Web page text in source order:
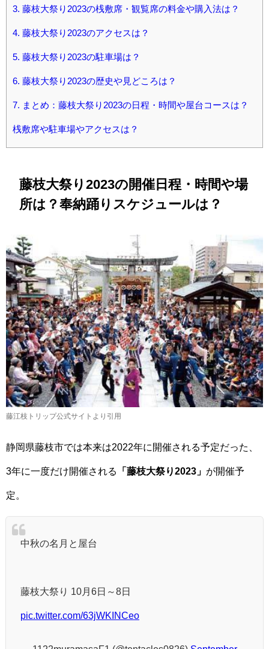
3. 藤枝大祭り2023の桟敷席・観覧席の料金や購入法は？
4. 藤枝大祭り2023のアクセスは？
5. 藤枝大祭り2023の駐車場は？
6. 藤枝大祭り2023の歴史や見どころは？
7. まとめ：藤枝大祭り2023の日程・時間や屋台コースは？
桟敷席や駐車場やアクセスは？
藤枝大祭り2023の開催日程・時間や場
所は？奉納踊りスケジュールは？
藤江枝トリップ公式サイトより引用
静岡県藤枝市では本来は2022年に開催される予定だった、
3年に一度だけ開催される 「藤枝大祭り2023」 が開催予
定。
中秋の名月と屋台
藤枝大祭り 10月6日～8日
pic.twitter.com/63jWKINCeo